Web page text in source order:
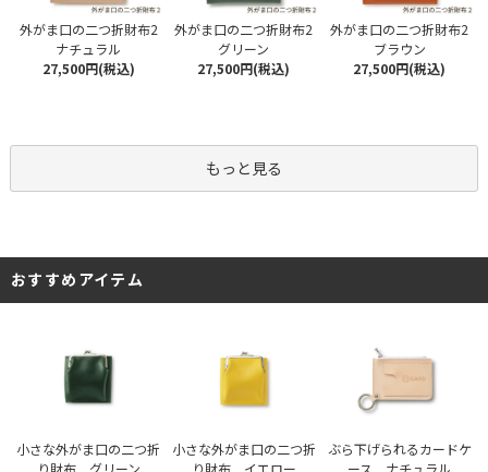
外がま口の二つ折財布2
ナチュラル
27,500円(税込)
外がま口の二つ折財布2
グリーン
27,500円(税込)
外がま口の二つ折財布2
ブラウン
27,500円(税込)
もっと見る
おすすめアイテム
小さな外がま口の二つ折
小さな外がま口の二つ折
ぶら下げられるカードケ